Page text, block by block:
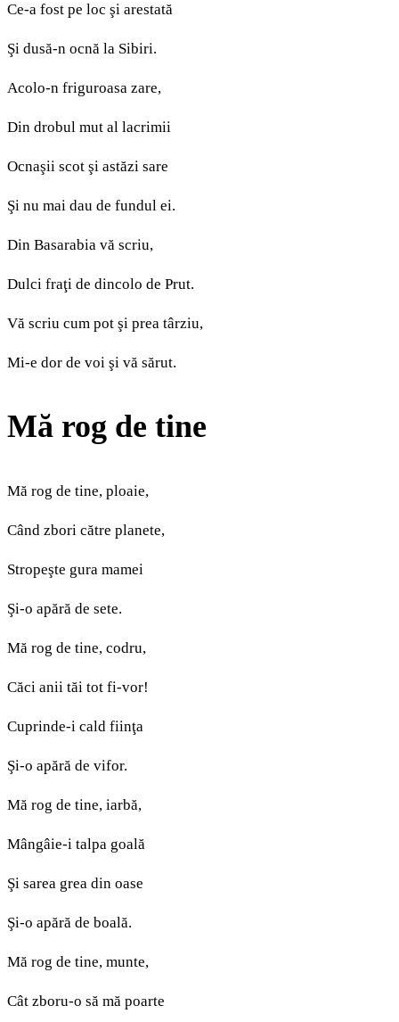
Ce-a fost pe loc şi arestată
Şi dusă-n ocnă la Sibiri.
Acolo-n friguroasa zare,
Din drobul mut al lacrimii
Ocnaşii scot şi astăzi sare
Şi nu mai dau de fundul ei.
Din Basarabia vă scriu,
Dulci fraţi de dincolo de Prut.
Vă scriu cum pot şi prea târziu,
Mi-e dor de voi şi vă sărut.
Mă rog de tine
Mă rog de tine, ploaie,
Când zbori către planete,
Stropeşte gura mamei
Şi-o apără de sete.
Mă rog de tine, codru,
Căci anii tăi tot fi-vor!
Cuprinde-i cald fiinţa
Şi-o apără de vifor.
Mă rog de tine, iarbă,
Mângâie-i talpa goală
Şi sarea grea din oase
Şi-o apără de boală.
Mă rog de tine, munte,
Cât zboru-o să mă poarte